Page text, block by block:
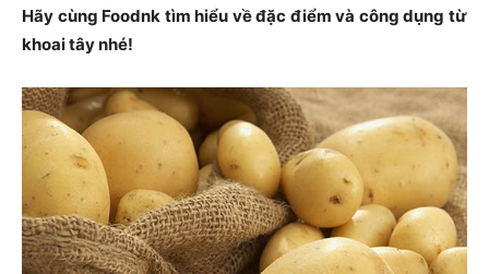
Hãy cùng Foodnk tìm hiểu về đặc điểm và công dụng từ
khoai tây nhé!